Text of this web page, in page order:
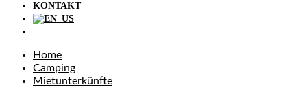
KONTAKT
Home
Camping
Mietunterkünfte